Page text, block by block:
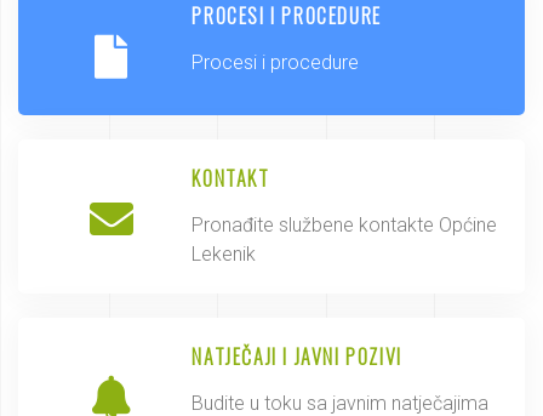
PROCESI I PROCEDURE
Procesi i procedure
KONTAKT
Pronađite službene kontakte Općine
Lekenik
NATJEČAJI I JAVNI POZIVI
Budite u toku sa javnim natječajima